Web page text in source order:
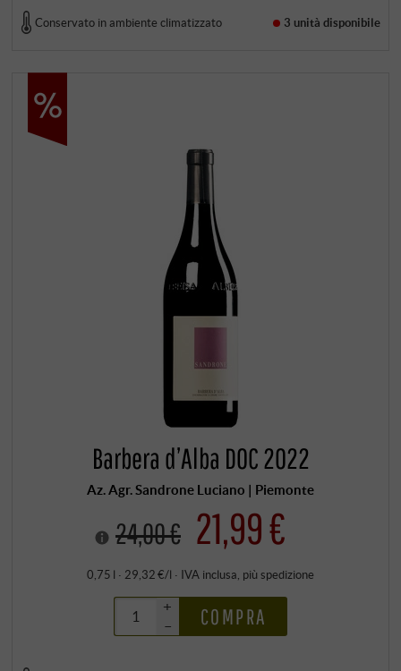
Conservato in ambiente climatizzato 3 unità disponibile
Barbera d’Alba DOC 2022
Az. Agr. Sandrone Luciano | Piemonte
24,00 € 21,99 €
0,75 l · 29,32 €/l · IVA inclusa , più spedizione
+
–
COMPRA